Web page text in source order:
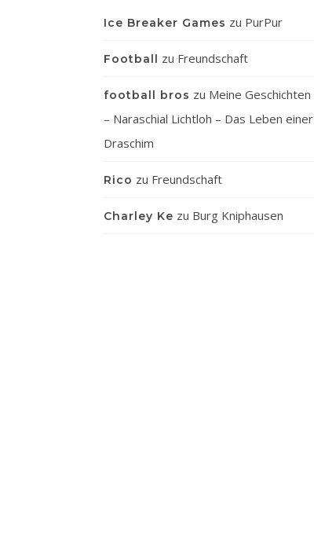
Ice Breaker Games zu PurPur
Football zu Freundschaft
football bros zu Meine Geschichten
– Naraschial Lichtloh – Das Leben einer
Draschim
Rico zu Freundschaft
Charley Ke zu Burg Kniphausen